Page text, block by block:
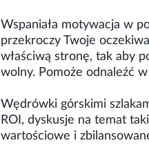
Wspaniała motywacja w
przekroczy Twoje
właściwą stronę, tak aby
wolny. Pomoże odnaleźć
Wędrówki górskimi
ROI, dyskusje na temat
wartościowe i